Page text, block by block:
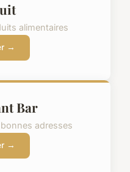
alimentaires
→
Bar
adresses
→